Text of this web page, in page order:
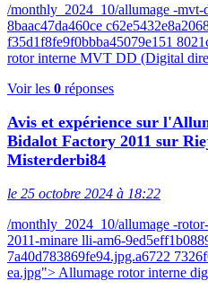
/monthly_2024_10/allumage -
8baac47da460ce
f35d1f8fe9f0bbba45079e151
rotor interne MVT DD (Digital
Voir les 0 réponses
Avis et expérience sur
Bidalot Factory 2011 sur
Misterderbi84
le 25 octobre 2024 à 18:22
/monthly_2024_10/allumage -
2011-minare lli-am6-
7a40d783869fe94.jpg.a6722
ea.jpg"> Allumage rotor interne